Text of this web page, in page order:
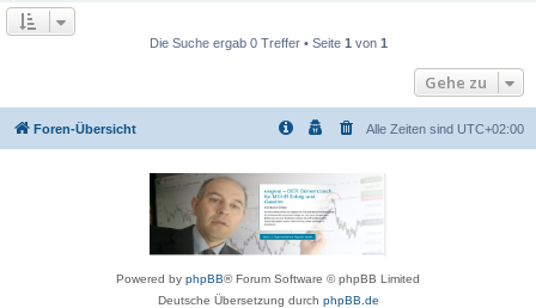
Die Suche ergab 0 Treffer • Seite 1 von 1
Gehe zu
Foren-Übersicht Alle Zeiten sind UTC+02:00
Powered by phpBB® Forum Software © phpBB Limited
Deutsche Übersetzung durch phpBB.de